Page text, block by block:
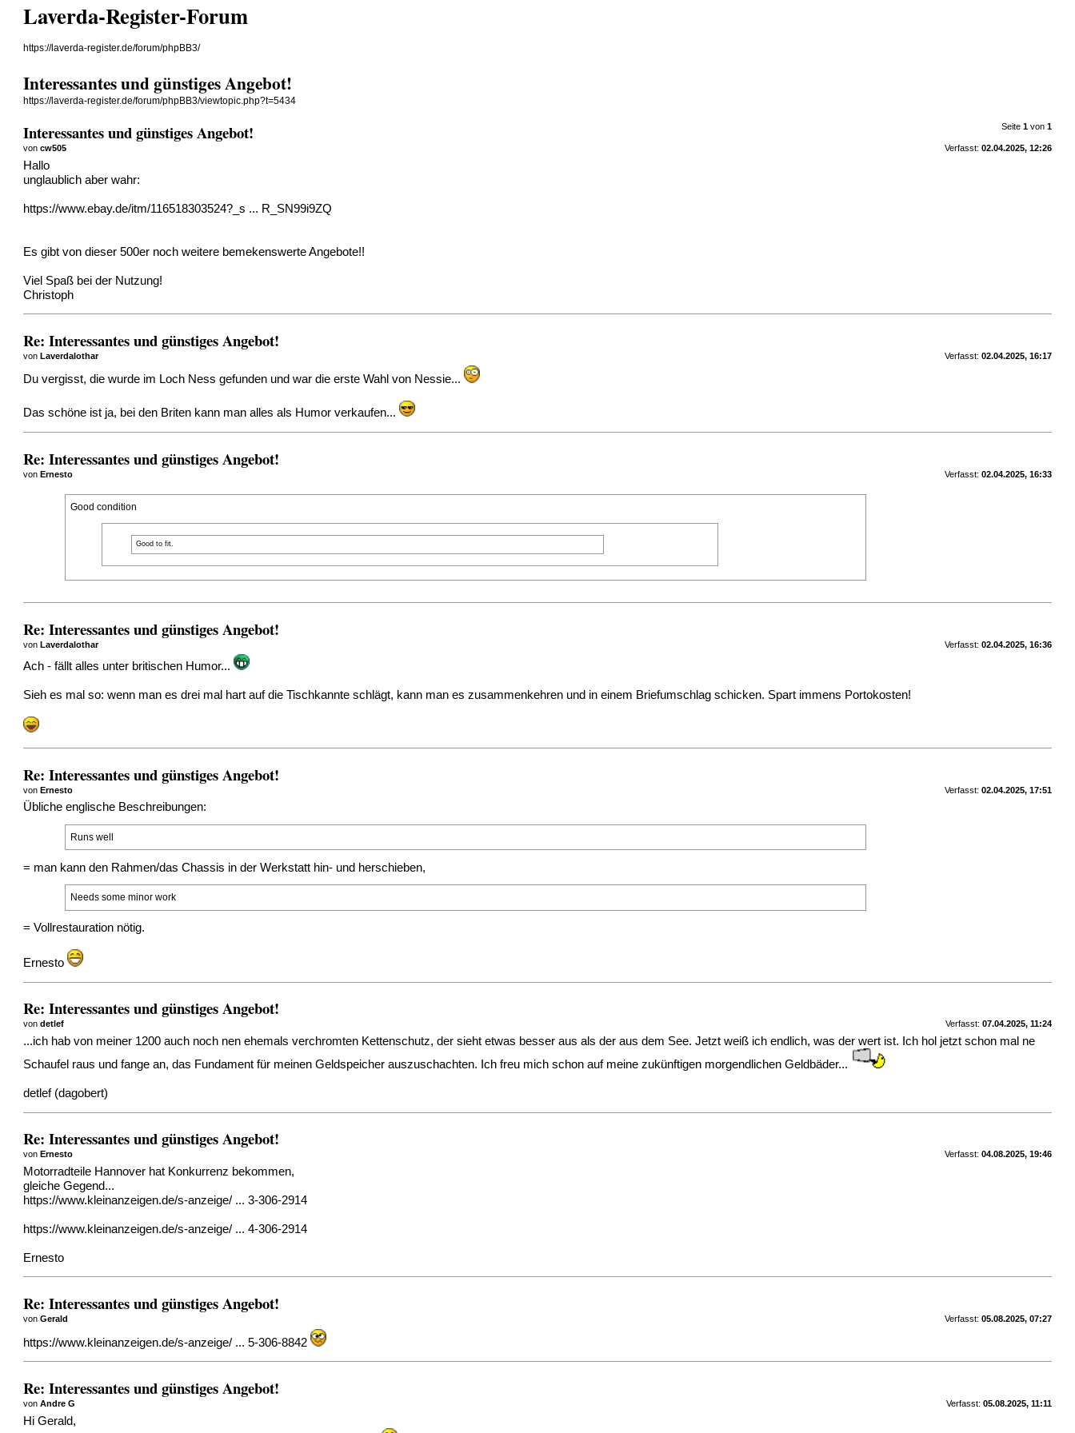
Laverda-Register-Forum
https://laverda-register.de/forum/phpBB3/
Interessantes und günstiges Angebot!
https://laverda-register.de/forum/phpBB3/viewtopic.php?t=5434
Seite 1von 1
Interessantes und günstiges Angebot!
Verfasst: 02.04.2025, 12:26
voncw505
Hallo
unglaublich aber wahr:
https://www.ebay.de/itm/116518303524?_s ... R_SN99i9ZQ
Es gibt von dieser 500er noch weitere bemekenswerte Angebote!!
Viel Spaß bei der Nutzung!
Christoph
Re: Interessantes und günstiges Angebot!
Verfasst: 02.04.2025, 16:17
vonLaverdalothar
Du vergisst, die wurde im Loch Ness gefunden und war die erste Wahl von Nessie...
Das schöne ist ja, bei den Briten kann man alles als Humor verkaufen...
Re: Interessantes und günstiges Angebot!
Verfasst: 02.04.2025, 16:33
vonErnesto
Good condition
Good to fit.
Re: Interessantes und günstiges Angebot!
Verfasst: 02.04.2025, 16:36
vonLaverdalothar
Ach - fällt alles unter britischen Humor...
Sieh es mal so: wenn man es drei mal hart auf die Tischkannte schlägt, kann man es zusammenkehren und in einem Briefumschlag schicken. Spart immens Portokosten!
Re: Interessantes und günstiges Angebot!
Verfasst: 02.04.2025, 17:51
vonErnesto
Übliche englische Beschreibungen:
Runs well
= man kann den Rahmen/das Chassis in der Werkstatt hin- und herschieben,
Needs some minor work
= Vollrestauration nötig.
Ernesto
Re: Interessantes und günstiges Angebot!
Verfasst: 07.04.2025, 11:24
vondetlef
...ich hab von meiner 1200 auch noch nen ehemals verchromten Kettenschutz, der sieht etwas besser aus als der aus dem See. Jetzt weiß ich endlich, was der wert ist. Ich hol jetzt schon mal ne
Schaufel raus und fange an, das Fundament für meinen Geldspeicher auszuschachten. Ich freu mich schon auf meine zukünftigen morgendlichen Geldbäder...
detlef (dagobert)
Re: Interessantes und günstiges Angebot!
Verfasst: 04.08.2025, 19:46
von Ernesto
Motorradteile Hannover hat Konkurrenz bekommen,
gleiche Gegend...
https://www.kleinanzeigen.de/s-anzeige/ ... 3-306-2914
https://www.kleinanzeigen.de/s-anzeige/ ... 4-306-2914
Ernesto
Re: Interessantes und günstiges Angebot!
Verfasst: 05.08.2025, 07:27
vonGerald
https://www.kleinanzeigen.de/s-anzeige/ ... 5-306-8842
Re: Interessantes und günstiges Angebot!
Verfasst: 05.08.2025, 11:11
vonAndre G
Hi Gerald,